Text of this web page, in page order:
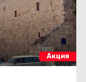
Акция